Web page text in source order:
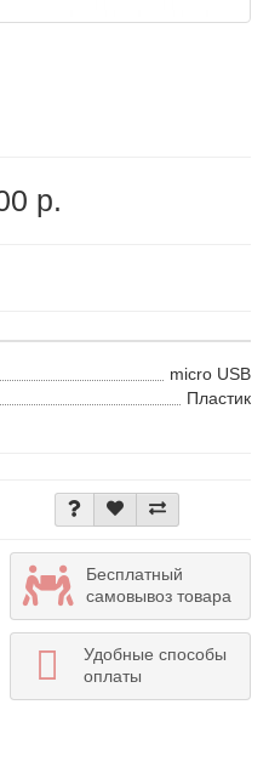
р.
micro USB
Пластик
Бесплатный
самовывоз товара
Удобные способы
оплаты